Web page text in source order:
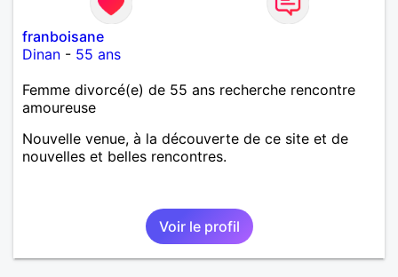
franboisane
Dinan - 55 ans
Femme divorcé(e) de 55 ans recherche rencontre
amoureuse
Nouvelle venue, à la découverte de ce site et de
nouvelles et belles rencontres.
Voir le profil